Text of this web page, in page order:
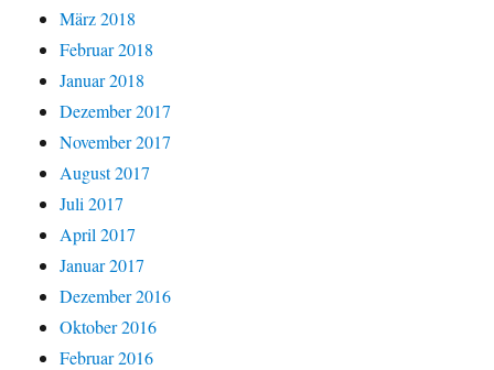
März 2018
Februar 2018
Januar 2018
Dezember 2017
November 2017
August 2017
Juli 2017
April 2017
Januar 2017
Dezember 2016
Oktober 2016
Februar 2016